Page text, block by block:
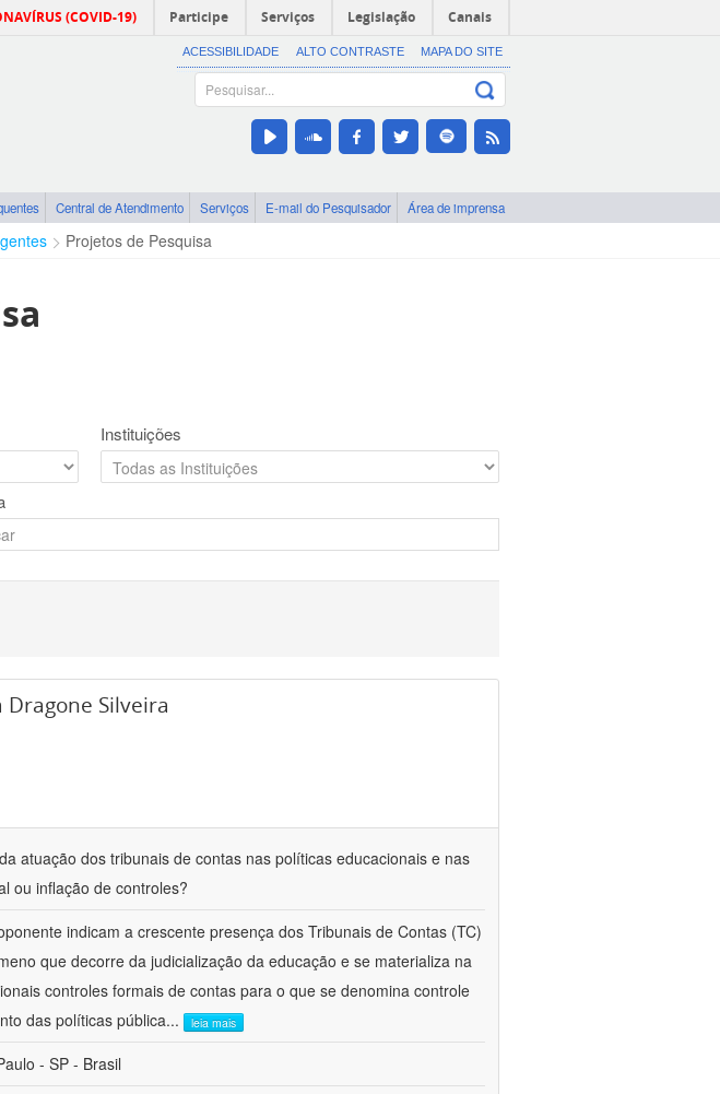
(COVID-19) Participe Serviços Legislação Canais
ACESSIBILIDADE ALTO CONTRASTE MAPA DO SITE
Central de Atendimento Serviços E-mail do Pesquisador Área de imprensa
Projetos de Pesquisa
Instituições
Silveira
atuação dos tribunais de contas nas políticas educacionais e nas
ou inflação de controles?
indicam a crescente presença dos Tribunais de Contas (TC)
que decorre da judicialização da educação e se materializa na
controles formais de contas para o que se denomina controle
das políticas pública... leia mais
- SP - Brasil